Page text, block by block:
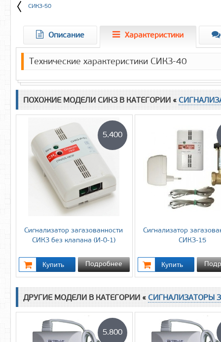
СИКЗ-50
Описание Характеристики
Технические характеристики СИКЗ-40
ПОХОЖИЕ МОДЕЛИ CИКЗ В КАТЕГОРИИ «
Cигнализатор загазованности
СИКЗ без клапана (И-0-1)
5.400
Подробнее
Cигнализатор
СИКЗ-15
ДРУГИЕ МОДЕЛИ В КАТЕГОРИИ «CИГНАЛИЗАТОРЫ
5.800